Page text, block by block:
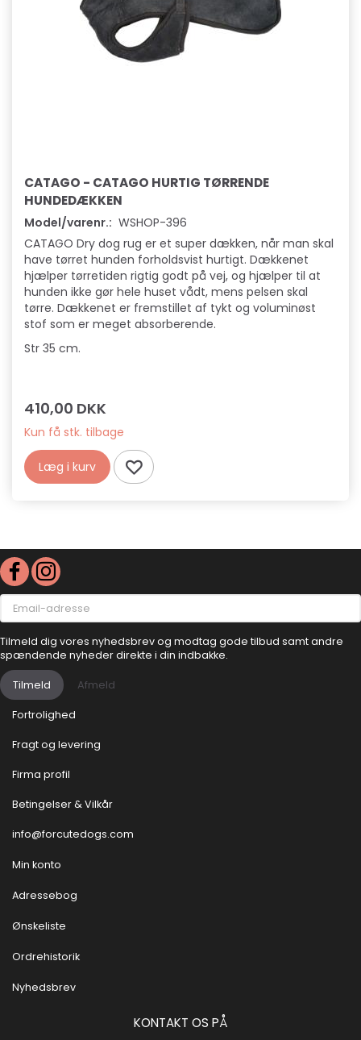
CATAGO - CATAGO HURTIG TØRRENDE
HUNDEDÆKKEN
Model/varenr.: WSHOP-396
CATAGO Dry dog rug er et super dækken, når man skal
have tørret hunden forholdsvist hurtigt. Dækkenet
hjælper tørretiden rigtig godt på vej, og hjælper til at
hunden ikke gør hele huset vådt, mens pelsen skal
tørre. Dækkenet er fremstillet af tykt og voluminøst
stof som er meget absorberende.
Str 35 cm.
410,00 DKK
Kun få stk. tilbage
Læg i kurv
Email-
adresse
Tilmeld dig vores nyhedsbrev og modtag gode tilbud samt andre
spændende nyheder direkte i din indbakke.
Tilmeld Afmeld
Fortrolighed
Fragt og levering
Firma profil
Betingelser & Vilkår
info@forcutedogs.com
Min konto
Adressebog
Ønskeliste
Ordrehistorik
Nyhedsbrev
KONTAKT OS PÅ